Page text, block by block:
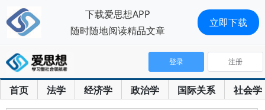
首页 法学 经济学 政治学 国际关系 社会学
登录 注册
下载爱思想APP
随时随地阅读精品文章
立即下载